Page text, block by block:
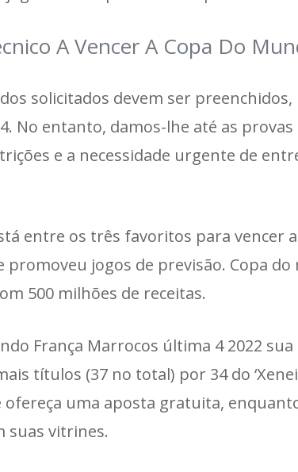
A Vencer A Copa Do
solicitados devem ser
No entanto, damos-lhe até as
e a necessidade urgente de
entre os três favoritos para vencer
promoveu jogos de previsão. Copa
500 milhões de receitas.
França Marrocos última 4 2022
títulos (37 no total) por 34 do
ofereça uma aposta gratuita,
suas vitrines.